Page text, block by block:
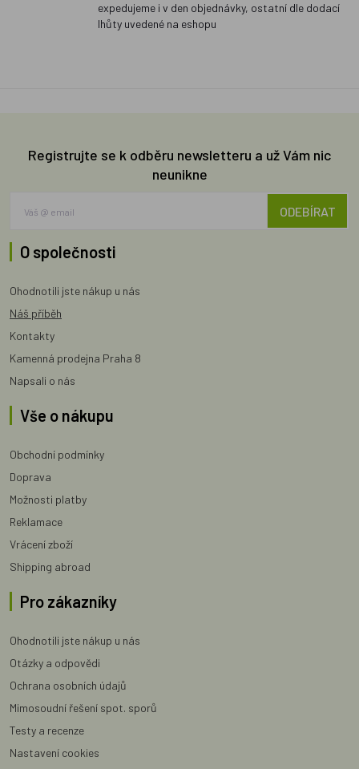
expedujeme i v den objednávky, ostatní dle dodací
lhůty uvedené na eshopu
Registrujte se k odběru newsletteru a už Vám nic
neunikne
ODEBÍRAT
O společnosti
Ohodnotili jste nákup u nás
Náš příběh
Kontakty
Kamenná prodejna Praha 8
Napsali o nás
Vše o nákupu
Obchodní podmínky
Doprava
Možnosti platby
Reklamace
Vrácení zboží
Shipping abroad
Pro zákazníky
Ohodnotili jste nákup u nás
Otázky a odpovědi
Ochrana osobních údajů
Mimosoudní řešení spot. sporů
Testy a recenze
Nastavení cookies